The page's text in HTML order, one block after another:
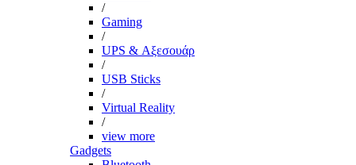
/
Gaming
/
UPS & Αξεσουάρ
/
USB Sticks
/
Virtual Reality
/
view more
Gadgets